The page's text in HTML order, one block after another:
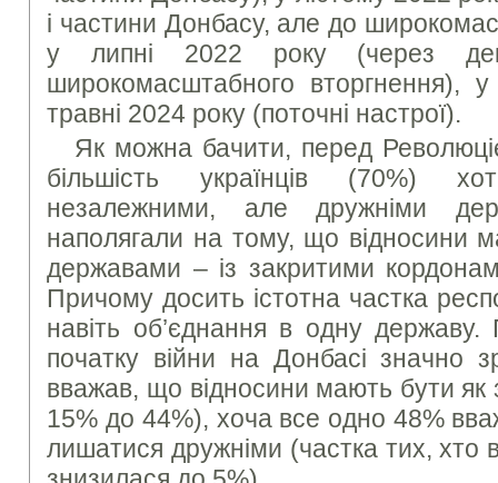
і частини Донбасу, але до
у липні 2022 року (через
широкомасштабного вторгнення),
травні 2024 року (поточні настрої).
Як можна бачити, перед
більшість українців (70%)
незалежними, але дружніми
наполягали на тому, що відносини
державами – із закритими
Причому досить істотна частка
навіть об’єднання в одну державу.
початку війни на Донбасі значно
вважав, що відносини мають бути
15% до 44%), хоча все одно 48%
лишатися дружніми (частка тих, хто